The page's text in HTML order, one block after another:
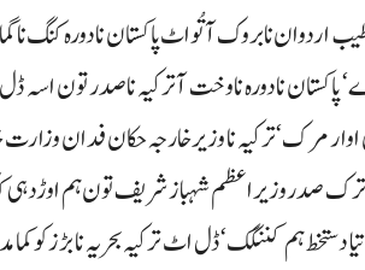
اردوان نا بروک آ تُو اٹ پاکستان نادورہ کنگ
پاکستان نادورہ ناوخت آ ترکیہ ناصدر تون اسہ
مرک‘ ترکیہ نا وزیر خارجہ حکان فدان وزارت
صدر وزیراعظم شہباز شریف تون ہم اوڑدہی
دستخط ہم کننگک‘ ڈل اٹ ترکیہ بحریہ نا بڑزکو